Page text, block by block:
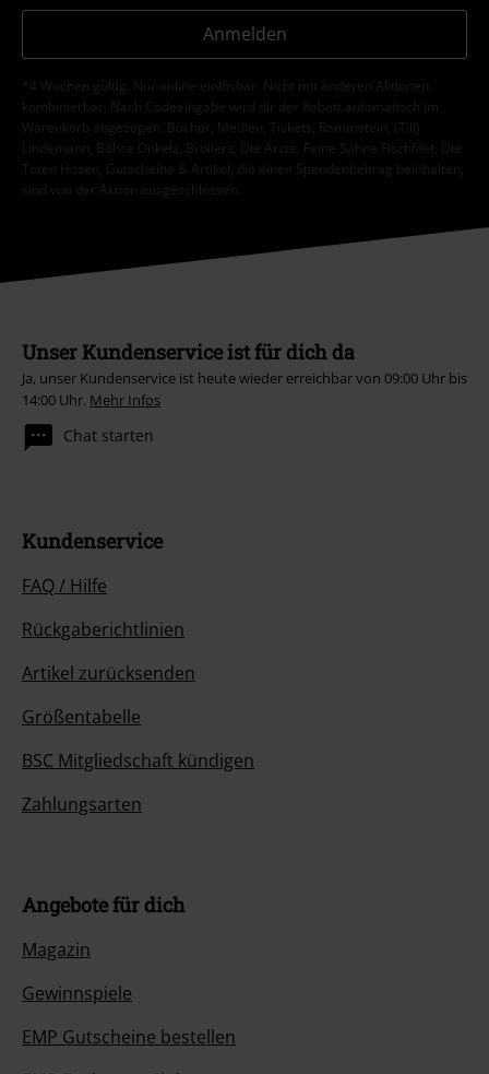
Anmelden
*4 Wochen gültig. Nur online einlösbar. Nicht mit anderen Aktionen
kombinierbar. Nach Codeeingabe wird dir der Rabatt automatisch im
Warenkorb abgezogen. Bücher, Medien, Tickets, Rammstein, (Till)
Lindemann, Böhse Onkelz, Broilers, Die Ärzte, Feine Sahne Fischfilet, Die
Toten Hosen, Gutscheine & Artikel, die einen Spendenbeitrag beinhalten,
sind von der Aktion ausgeschlossen.
Unser Kundenservice ist für dich da
Ja, unser Kundenservice ist heute wieder erreichbar von 09:00 Uhr bis
14:00 Uhr. Mehr Infos
Chat starten
Kundenservice
FAQ / Hilfe
Rückgaberichtlinien
Artikel zurücksenden
Größentabelle
BSC Mitgliedschaft kündigen
Zahlungsarten
Angebote für dich
Magazin
Gewinnspiele
EMP Gutscheine bestellen